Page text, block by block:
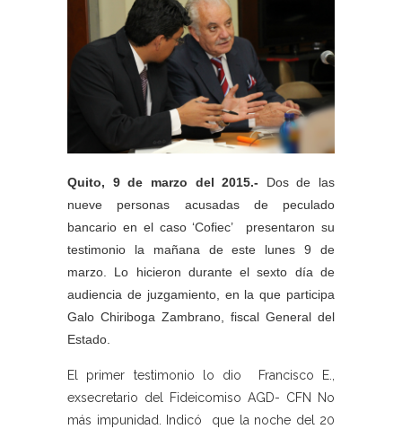
Quito, 9 de marzo del 2015.- Dos de las
nueve personas acusadas de peculado
bancario en el caso ‘Cofiec’ presentaron su
testimonio la mañana de este lunes 9 de
marzo. Lo hicieron durante el sexto día de
audiencia de juzgamiento, en la que participa
Galo Chiriboga Zambrano, fiscal General del
Estado.
El primer testimonio lo dio Francisco E.,
exsecretario del Fideicomiso AGD- CFN No
más impunidad. Indicó que la noche del 20